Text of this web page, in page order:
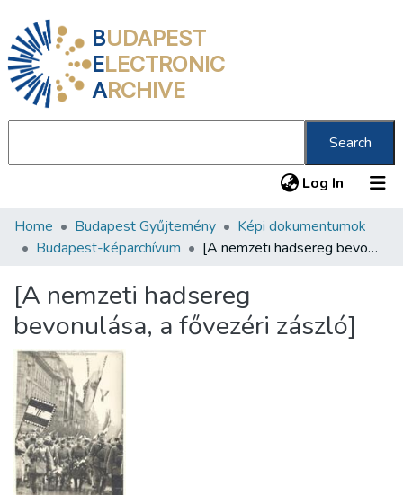
BUDAPEST
ELECTRONIC
ARCHIVE
Search
Log In (current)
Communities & Collections
Statistics
About us
Home Budapest Gyűjtemény
Képi dokumentumok
Budapest-képarchívum
[A nemzeti hadsereg bevonulása, a fővezéri zászló]
[A nemzeti hadsereg
bevonulása, a fővezéri zászló]